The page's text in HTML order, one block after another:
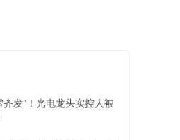
齐发”！光电龙头实控人被